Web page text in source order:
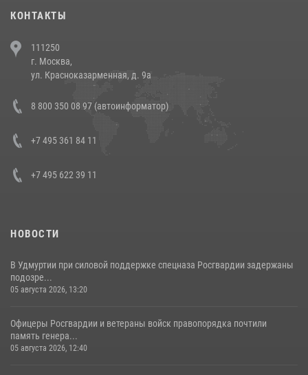
напавших на бригаду скорой помощи (видео)
14 июля 2026, 12:20
В Росгвардии прошла военно-научная конференция по обобщению
боевого опыта
КОНТАКТЫ
111250
г. Москва,
ул. Красноказарменная, д. 9а
8 800 350 08 97 (автоинформатор)
+7 495 361 84 11
+7 495 622 39 11
НОВОСТИ
В Удмуртии при силовой поддержке спецназа Росгвардии задержаны
подозре...
05 августа 2026, 13:20
Офицеры Росгвардии и ветераны войск правопорядка почтили
память генера...
05 августа 2026, 12:40